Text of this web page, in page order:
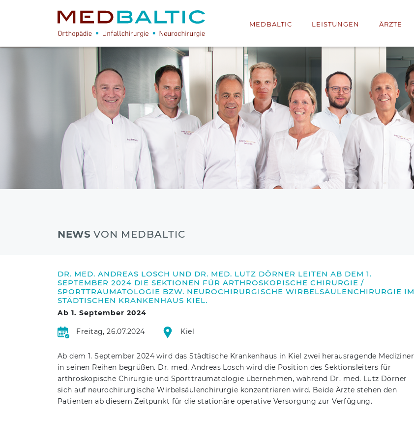
MEDBALTIC LEISTUNGEN ÄRZTE
NEWS VON MEDBALTIC
DR. MED. ANDREAS LOSCH UND DR. MED. LUTZ DÖRNER LEITEN AB DEM 1.
SEPTEMBER 2024 DIE SEKTIONEN FÜR ARTHROSKOPISCHE CHIRURGIE /
SPORTTRAUMATOLOGIE BZW. NEUROCHIRURGISCHE WIRBELSÄULENCHIRURGIE IM
STÄDTISCHEN KRANKENHAUS KIEL.
Ab 1. September 2024
Freitag, 26.07.2024 Kiel
Ab dem 1. September 2024 wird das Städtische Krankenhaus in Kiel zwei herausragende Mediziner
in seinen Reihen begrüßen. Dr. med. Andreas Losch wird die Position des Sektionsleiters für
arthroskopische Chirurgie und Sporttraumatologie übernehmen, während Dr. med. Lutz Dörner
sich auf neurochirurgische Wirbelsäulenchirurgie konzentrieren wird. Beide Ärzte stehen den
Patienten ab diesem Zeitpunkt für die stationäre operative Versorgung zur Verfügung.